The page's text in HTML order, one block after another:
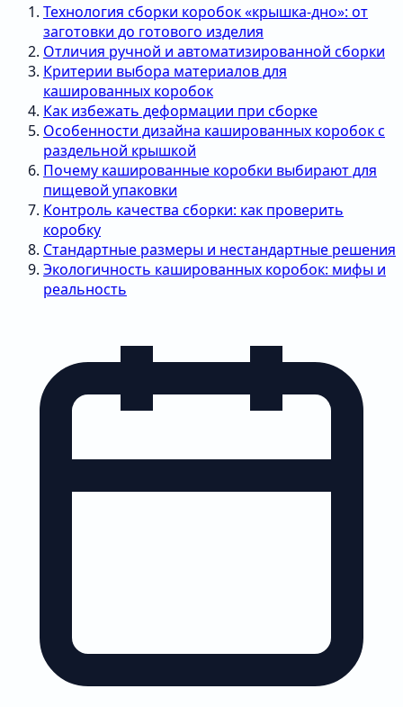
Технология сборки коробок «крышка-дно»: от
заготовки до готового изделия
Отличия ручной и автоматизированной сборки
Критерии выбора материалов для
кашированных коробок
Как избежать деформации при сборке
Особенности дизайна кашированных коробок с
раздельной крышкой
Почему кашированные коробки выбирают для
пищевой упаковки
Контроль качества сборки: как проверить
коробку
Стандартные размеры и нестандартные решения
Экологичность кашированных коробок: мифы и
реальность